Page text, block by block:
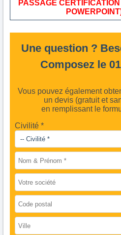
PASSAGE
Une question ?
Composez le
Vous pouvez également
un devis (gratuit et
en remplissant le
Civilité *